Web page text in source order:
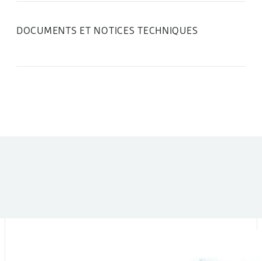
DOCUMENTS ET NOTICES TECHNIQUES